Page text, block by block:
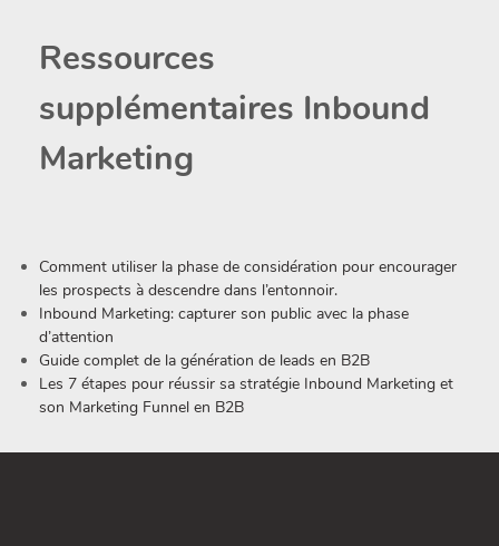
Ressources
supplémentaires Inbound
Marketing
Comment utiliser la phase de considération pour encourager
les prospects à descendre dans l’entonnoir.
Inbound Marketing: capturer son public avec la phase
d’attention
Guide complet de la génération de leads en B2B
Les 7 étapes pour réussir sa stratégie Inbound Marketing et
son Marketing Funnel en B2B